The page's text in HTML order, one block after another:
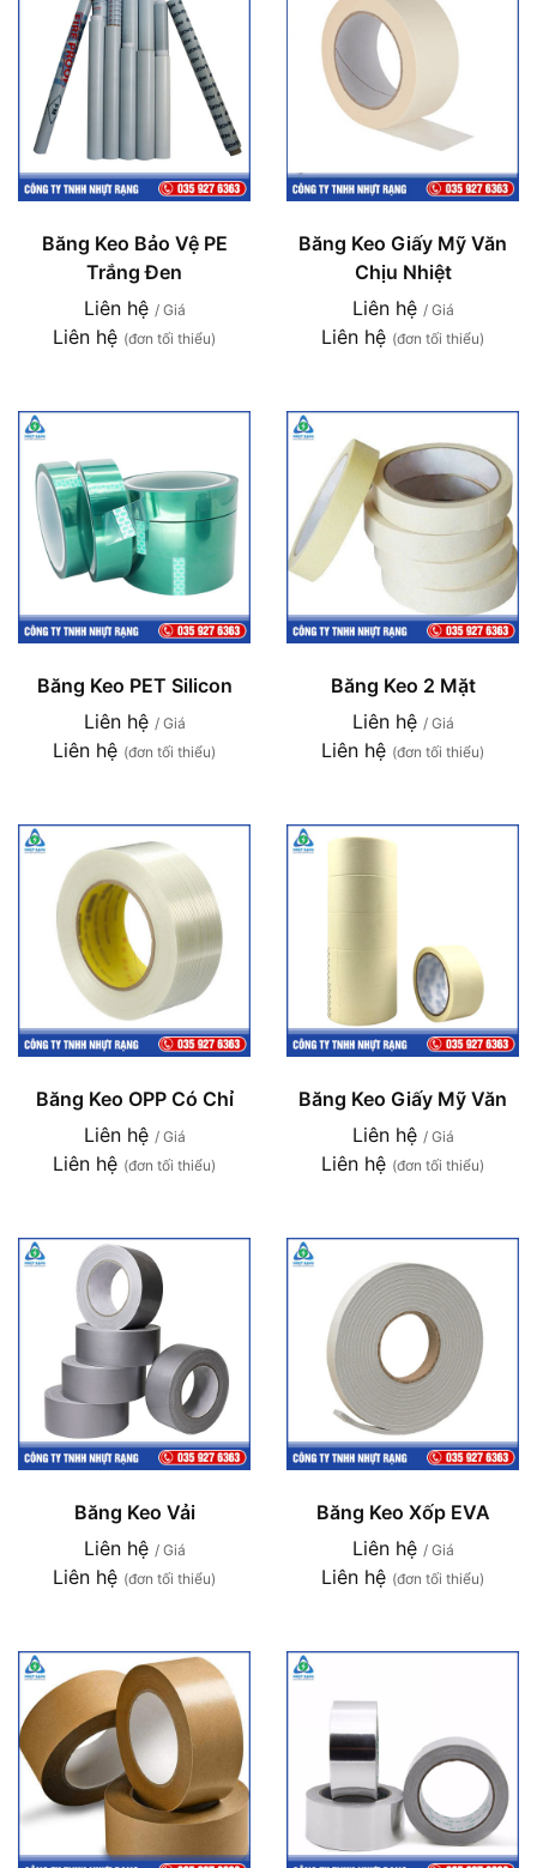
Băng Keo Bảo Vệ PE
Trắng Đen
Liên hệ / Giá
Liên hệ (đơn tối thiểu)
Băng Keo Giấy Mỹ Văn
Chịu Nhiệt
Liên hệ / Giá
Liên hệ (đơn tối thiểu)
Băng Keo PET Silicon
Liên hệ / Giá
Liên hệ (đơn tối thiểu)
Băng Keo 2 Mặt
Liên hệ / Giá
Liên hệ (đơn tối thiểu)
Băng Keo OPP Có Chỉ
Liên hệ / Giá
Liên hệ (đơn tối thiểu)
Băng Keo Giấy Mỹ Văn
Liên hệ / Giá
Liên hệ (đơn tối thiểu)
Băng Keo Vải
Liên hệ / Giá
Liên hệ (đơn tối thiểu)
Băng Keo Xốp EVA
Liên hệ / Giá
Liên hệ (đơn tối thiểu)